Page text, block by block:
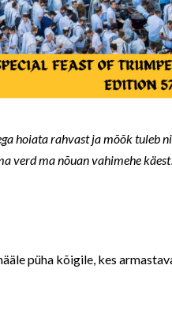
hoiata rahvast ja mõõk tuleb
verd ma nõuan vahimehe
püha kõigile, kes